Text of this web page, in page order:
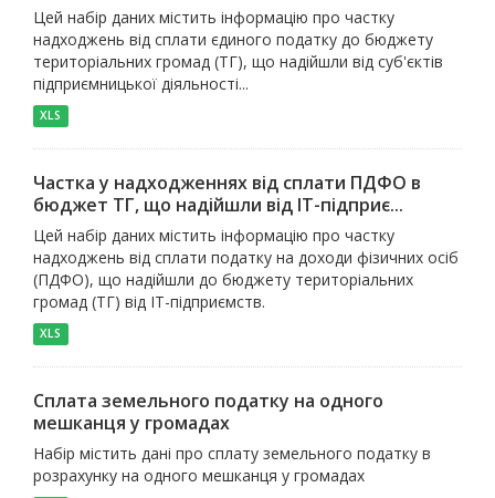
Цей набір даних містить інформацію про частку
надходжень від сплати єдиного податку до бюджету
територіальних громад (ТГ), що надійшли від суб'єктів
підприємницької діяльності...
XLS
Частка у надходженнях від сплати ПДФО в
бюджет ТГ, що надійшли від ІТ-підприє...
Цей набір даних містить інформацію про частку
надходжень від сплати податку на доходи фізичних осіб
(ПДФО), що надійшли до бюджету територіальних
громад (ТГ) від ІТ-підприємств.
XLS
Сплата земельного податку на одного
мешканця у громадах
Набір містить дані про сплату земельного податку в
розрахунку на одного мешканця у громадах